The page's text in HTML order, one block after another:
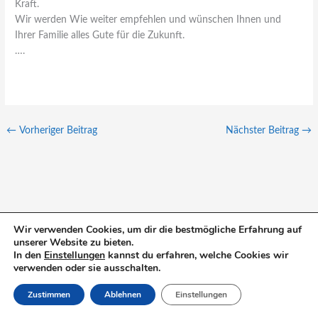
Kraft.
Wir werden Wie weiter empfehlen und wünschen Ihnen und
Ihrer Familie alles Gute für die Zukunft.
….
← Vorheriger Beitrag Nächster Beitrag →
S
h
Wir verwenden Cookies, um dir die bestmögliche Erfahrung auf
unserer Website zu bieten.
In den Einstellungen kannst du erfahren, welche Cookies wir
verwenden oder sie ausschalten.
Zustimmen Ablehnen Einstellungen